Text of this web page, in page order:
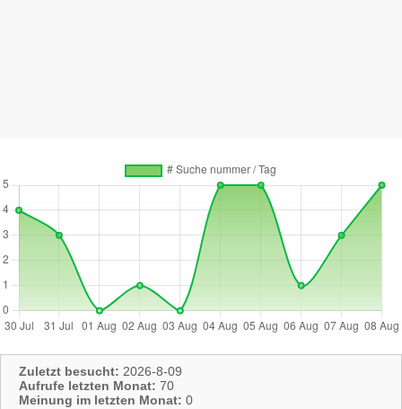
Zuletzt besucht: 2026-8-09
Aufrufe letzten Monat: 70
Meinung im letzten Monat: 0